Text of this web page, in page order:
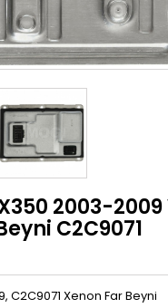
2003-
C2C9071
C2C9071 Xenon Far Beyni